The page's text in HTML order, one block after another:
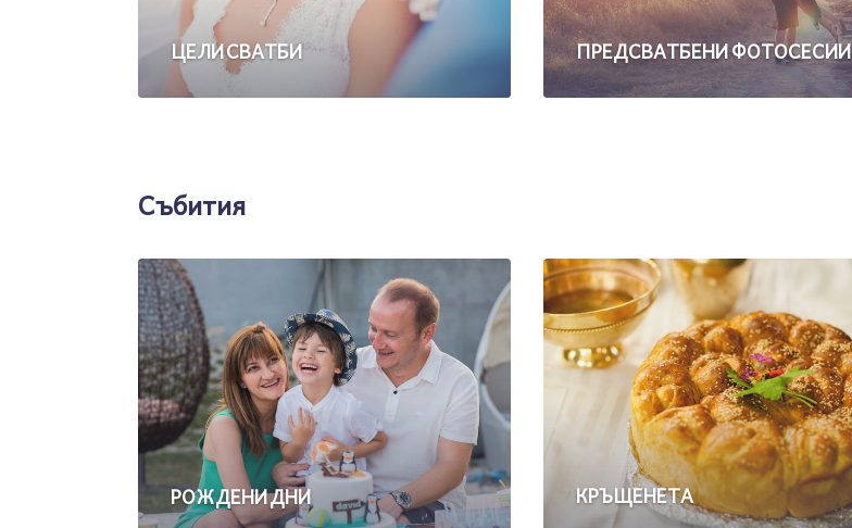
ЦЕЛИ СВАТБИ ПРЕДСВАТБЕНИ ФОТОСЕСИИ
Събития
РОЖДЕНИ ДНИ КРЪЩЕНЕТА